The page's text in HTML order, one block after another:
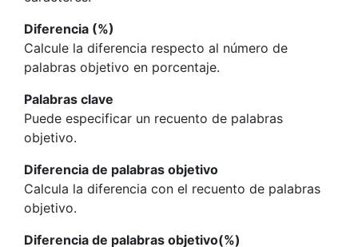
Diferencia (%)
Calcule la diferencia respecto al número de
palabras objetivo en porcentaje.
Palabras clave
Puede especificar un recuento de palabras
objetivo.
Diferencia de palabras objetivo
Calcula la diferencia con el recuento de palabras
objetivo.
Diferencia de palabras objetivo(%)